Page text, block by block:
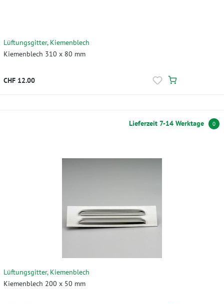
Lüftungsgitter, Kiemenblech
Kiemenblech 310 x 80 mm
CHF 12.00
Lieferzeit 7-14 Werktage 0
Lüftungsgitter, Kiemenblech
Kiemenblech 200 x 50 mm